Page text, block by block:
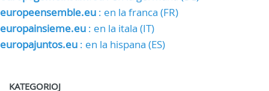
europeensemble.eu : en la franca (FR)
europainsieme.eu : en la itala (IT)
europajuntos.eu : en la hispana (ES)
KATEGORIOJ